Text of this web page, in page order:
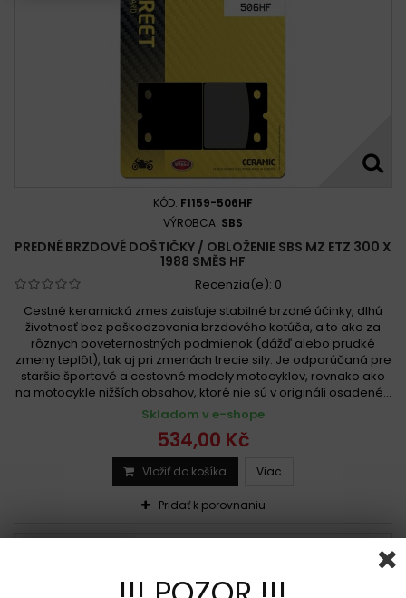
KÓD: F1159-506HF
VÝROBCA: SBS
PREDNÉ BRZDOVÉ DOŠTIČKY / OBLOŽENIE SBS MZ ETZ 300 X
1988 SMĚS HF
Recenzia(e): 0
Cestné keramická zmes zaisťuje stabilné brzdné účinky, dlhú
životnosť bez poškodzovania brzdového kotúča, a to ako za
rôznych poveternostných podmienok (dážď alebo prudké
zmeny teplôt), tak aj pri zmenách trecie sily. Je odporúčaná pre
staršie športové a cestovné modely motocyklov, rovnako ako
na motocykle nižších obsahov, ktoré nie sú v origináli osadené...
Skladom v e-shope
534,00 Kč
Vložiť do košíka Viac
Pridať k porovnaniu